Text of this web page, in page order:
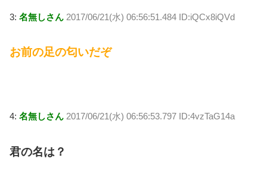
3: 名無しさん 2017/06/21(水) 06:56:51.484 ID:iQCx8iQVd
お前の足の匂いだぞ
4: 名無しさん 2017/06/21(水) 06:56:53.797 ID:4vzTaG14a
君の名は？